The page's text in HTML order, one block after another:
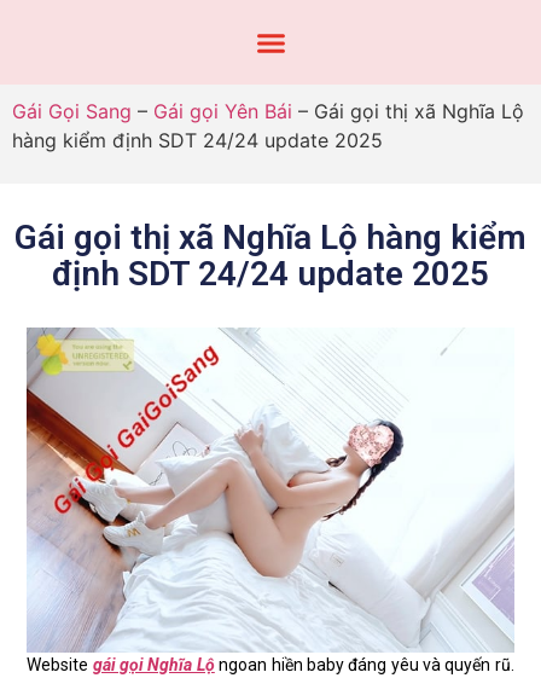
Gái Gọi Sang – Gái gọi Yên Bái – Gái gọi thị xã Nghĩa Lộ
hàng kiểm định SDT 24/24 update 2025
Gái gọi thị xã Nghĩa Lộ hàng kiểm
định SDT 24/24 update 2025
Website gái gọi Nghĩa Lộngoan hiền baby đáng yêu và quyến rũ.